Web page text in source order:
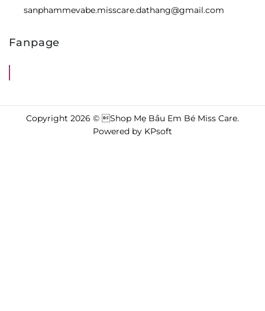
sanphammevabe.misscare.dathang@gmail.com
Fanpage
Copyright 2026 © Shop Mẹ Bầu Em Bé Miss Care.
Powered by KPsoft